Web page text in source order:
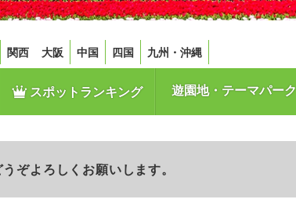
関西 大阪 中国 四国 九州・沖縄
スポットランキング 遊園地・テーマパーク
ぞよろしくお願いします。